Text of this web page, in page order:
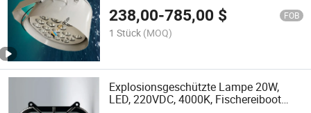
238,00-785,00 $ FOB
1 Stück (MOQ)
Explosionsgeschützte Lampe 20W,
LED, 220VDC, 4000K, Fischereiboot